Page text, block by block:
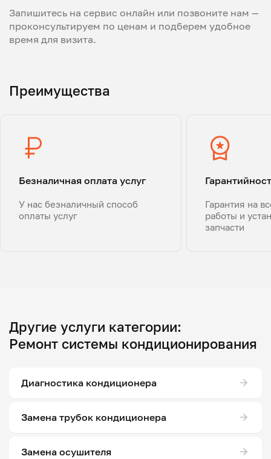
Запишитесь на сервис онлайн или позвоните нам —
проконсультируем по ценам и подберем удобное
время для визита.
Преимущества
Безналичная оплата услуг
У нас безналичный способ
оплаты услуг
Гарантия на
работы и
запчасти
Другие услуги категории:
Ремонт системы кондиционирования
Диагностика кондиционера
Замена трубок кондиционера
Замена осушителя